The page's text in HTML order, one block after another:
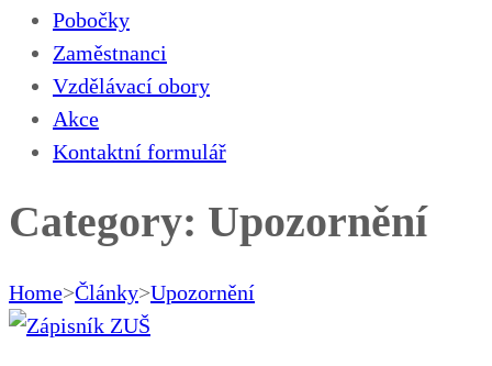
Pobočky
Zaměstnanci
Vzdělávací obory
Akce
Kontaktní formulář
Category: Upozornění
Home>Články>Upozornění